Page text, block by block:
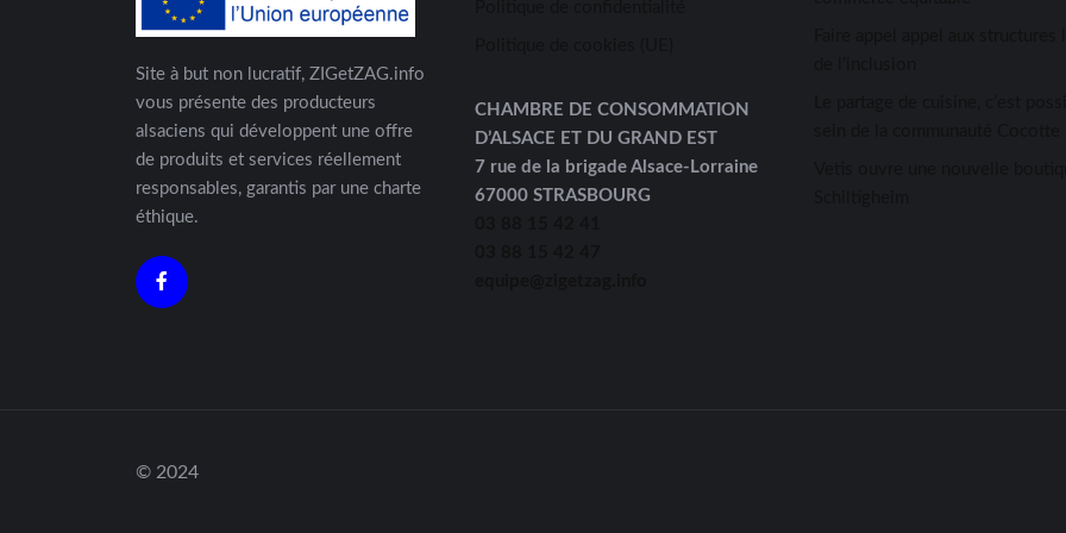
Site à but non lucratif, ZIGetZAG.info
vous présente des producteurs
alsaciens qui développent une offre
de produits et services réellement
responsables, garantis par une charte
éthique.
CHAMBRE DE CONSOMMATION
D’ALSACE ET DU GRAND EST
7 rue de la brigade Alsace-Lorraine
67000 STRASBOURG
© 2024